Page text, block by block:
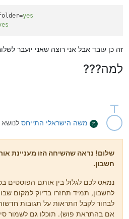
=yes
זה כן עובד אבל אני רוצה שאני יועבר
למה???
מ משה הישראלי התייחס
שלום! נראה שהשיחה הזו מעניינת
חשבון.
נמאס לכם לגלול בין אותם הפוסטים
לחשבון, תמיד תחזרו בדיוק למקום
לבחור לקבל התראות על תגובות חדשות
אם בהתראת פוש). תוכלו גם לשמור